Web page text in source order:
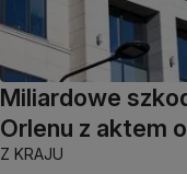
Miliardowe
Orlenu z aktem
Z KRAJU